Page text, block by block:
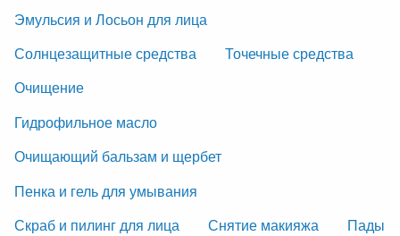
Эмульсия и Лосьон для лица
Солнцезащитные средства
Точечные средства
Очищение
Гидрофильное масло
Очищающий бальзам и щербет
Пенка и гель для умывания
Скраб и пилинг для лица
Снятие макияжа
Пады